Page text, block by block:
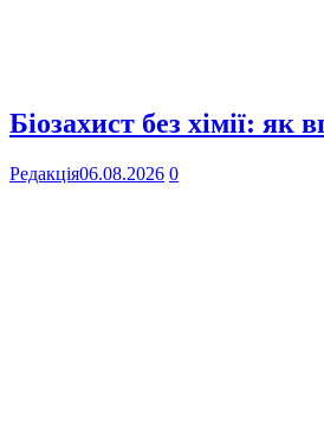
Біозахист без хімії:
Редакція06.08.2026 0